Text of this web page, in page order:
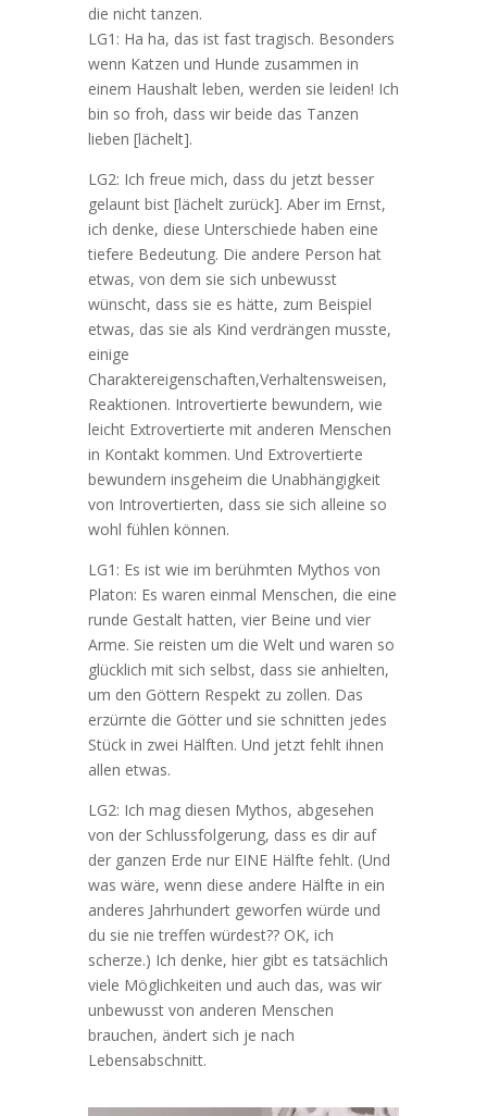
die nicht tanzen.
LG1: Ha ha, das ist fast tragisch. Besonders
wenn Katzen und Hunde zusammen in
einem Haushalt leben, werden sie leiden! Ich
bin so froh, dass wir beide das Tanzen
lieben [lächelt].
LG2: Ich freue mich, dass du jetzt besser
gelaunt bist [lächelt zurück]. Aber im Ernst,
ich denke, diese Unterschiede haben eine
tiefere Bedeutung. Die andere Person hat
etwas, von dem sie sich unbewusst
wünscht, dass sie es hätte, zum Beispiel
etwas, das sie als Kind verdrängen musste,
einige
Charaktereigenschaften,Verhaltensweisen,
Reaktionen. Introvertierte bewundern, wie
leicht Extrovertierte mit anderen Menschen
in Kontakt kommen. Und Extrovertierte
bewundern insgeheim die Unabhängigkeit
von Introvertierten, dass sie sich alleine so
wohl fühlen können.
LG1: Es ist wie im berühmten Mythos von
Platon: Es waren einmal Menschen, die eine
runde Gestalt hatten, vier Beine und vier
Arme. Sie reisten um die Welt und waren so
glücklich mit sich selbst, dass sie anhielten,
um den Göttern Respekt zu zollen. Das
erzürnte die Götter und sie schnitten jedes
Stück in zwei Hälften. Und jetzt fehlt ihnen
allen etwas.
LG2: Ich mag diesen Mythos, abgesehen
von der Schlussfolgerung, dass es dir auf
der ganzen Erde nur EINE Hälfte fehlt. (Und
was wäre, wenn diese andere Hälfte in ein
anderes Jahrhundert geworfen würde und
du sie nie treffen würdest?? OK, ich
scherze.) Ich denke, hier gibt es tatsächlich
viele Möglichkeiten und auch das, was wir
unbewusst von anderen Menschen
brauchen, ändert sich je nach
Lebensabschnitt.